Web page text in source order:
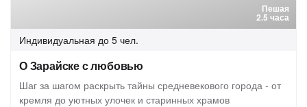
Пешая
2.5 часа
Индивидуальная до 5 чел.
О Зарайске с любовью
Шаг за шагом раскрыть тайны средневекового города - от
кремля до уютных улочек и старинных храмов